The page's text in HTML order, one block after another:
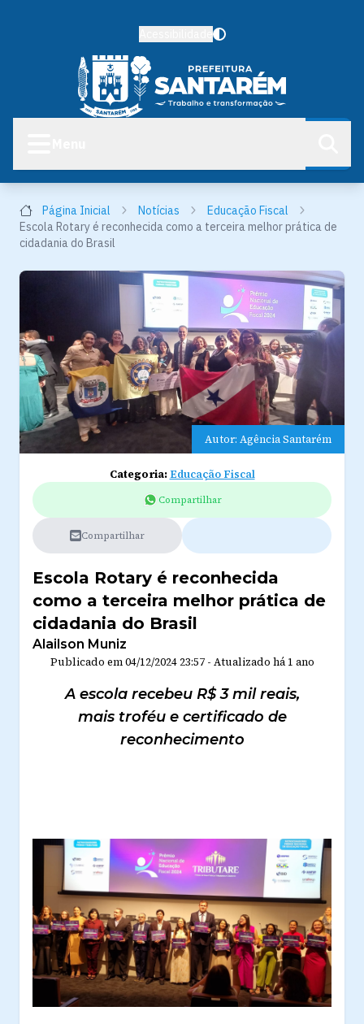
Página Inicial Notícias
Educação Fiscal
Escola Rotary é reconhecida como a terceira melhor prática de
cidadania do Brasil
Autor: Agência Santarém
Categoria:Educação Fiscal
Compartilhar
Compartilhar
Escola Rotary é reconhecida
como a terceira melhor prática de
cidadania do Brasil
Alailson Muniz
Publicado em04/12/2024 23:57- Atualizado há 1 ano
A escola recebeu R$ 3 mil reais,
mais troféu e certificado de
reconhecimento